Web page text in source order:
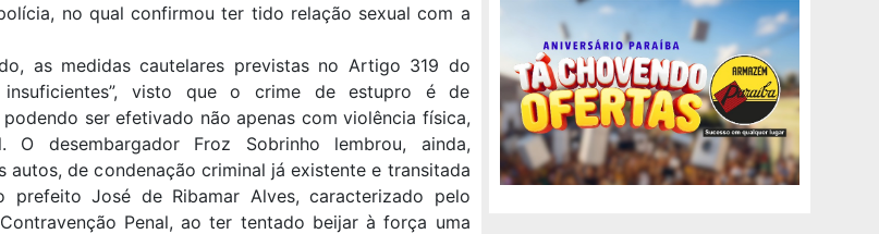
no qual confirmou ter tido relação sexual com a
as medidas cautelares previstas no Artigo 319 do
insuficientes”, visto que o crime de estupro é de
podendo ser efetivado não apenas com violência física,
O desembargador Froz Sobrinho lembrou, ainda,
autos, de condenação criminal já existente e transitada
prefeito José de Ribamar Alves, caracterizado pelo
Penal, ao ter tentado beijar à força uma